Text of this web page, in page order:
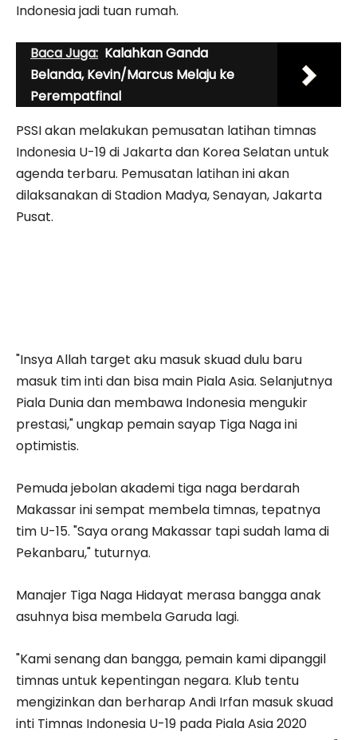
Indonesia jadi tuan rumah.
Baca Juga: Kalahkan Ganda
Belanda, Kevin/Marcus Melaju ke
Perempatfinal
PSSI akan melakukan pemusatan latihan timnas
Indonesia U-19 di Jakarta dan Korea Selatan untuk
agenda terbaru. Pemusatan latihan ini akan
dilaksanakan di Stadion Madya, Senayan, Jakarta
Pusat.
"Insya Allah target aku masuk skuad dulu baru
masuk tim inti dan bisa main Piala Asia. Selanjutnya
Piala Dunia dan membawa Indonesia mengukir
prestasi," ungkap pemain sayap Tiga Naga ini
optimistis.
Pemuda jebolan akademi tiga naga berdarah
Makassar ini sempat membela timnas, tepatnya
tim U-15. "Saya orang Makassar tapi sudah lama di
Pekanbaru," tuturnya.
Manajer Tiga Naga Hidayat merasa bangga anak
asuhnya bisa membela Garuda lagi.
"Kami senang dan bangga, pemain kami dipanggil
timnas untuk kepentingan negara. Klub tentu
mengizinkan dan berharap Andi Irfan masuk skuad
inti Timnas Indonesia U-19 pada Piala Asia 2020